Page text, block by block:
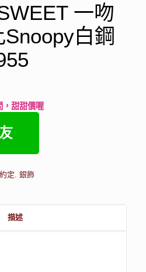
一吻
白鋼
甜甜價喔
定 銀飾
描述